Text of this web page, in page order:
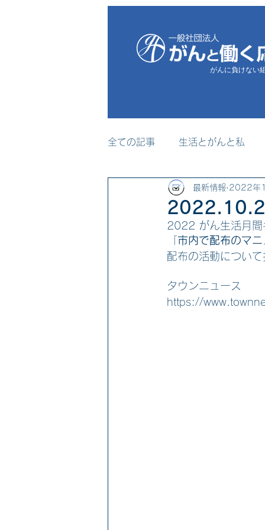
がんに負けない
全ての記事 生活とがんと私
プレスリリース メディア
セミナー・研修事業
最新情報 2022年
2022 がん生活月間
市内で配布のマ
配布の活動につい
タウンニュース
https://